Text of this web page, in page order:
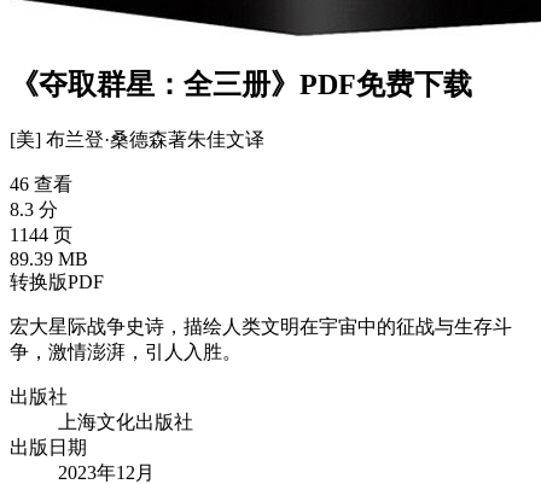
《夺取群星：全三册》PDF免费下载
[美] 布兰登·桑德森著朱佳文译
46 查看
8.3 分
1144 页
89.39 MB
转换版PDF
宏大星际战争史诗，描绘人类文明在宇宙中的征战与生存斗
争，激情澎湃，引人入胜。
出版社
上海文化出版社
出版日期
2023年12月